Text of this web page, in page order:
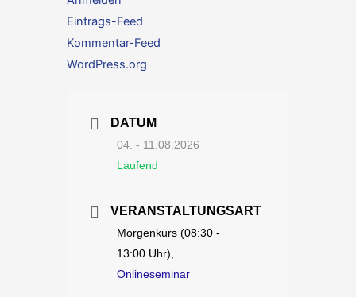
Eintrags-Feed
Kommentar-Feed
WordPress.org
DATUM
04. - 11.08.2026
Laufend
VERANSTALTUNGSART
Morgenkurs (08:30 -
13:00 Uhr),
Onlineseminar